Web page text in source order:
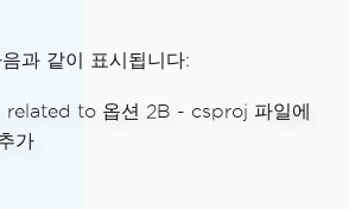
과 같이 표시됩니다: